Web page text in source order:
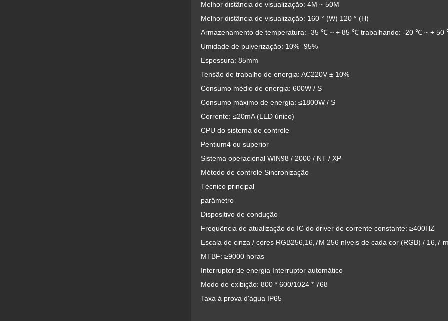
Melhor distância de visualização: 4M ~ 50M
Melhor distância de visualização: 160 ° (W) 120 ° (H)
Armazenamento de temperatura: -35 ℃ ~ + 85 ℃ trabalhando: -20 ℃ ~ +
Umidade de pulverização: 10% -95%
Espessura: 85mm
Tensão de trabalho de energia: AC220V ± 10%
Consumo médio de energia: 600W / S
Consumo máximo de energia: ≤1800W / S
Corrente: ≤20mA (LED único)
CPU do sistema de controle
Pentium4 ou superior
Sistema operacional WIN98 / 2000 / NT / XP
Método de controle Sincronização
Técnico principal
parâmetro
Dispositivo de condução
Frequência de atualização do IC do driver de corrente constante: ≥400HZ
Escala de cinza / cores RGB256,16,7M 256 níveis de cada cor (RGB) / 16,7
MTBF: ≥9000 horas
Interruptor de energia Interruptor automático
Modo de exibição: 800 * 600/1024 * 768
Taxa à prova d'água IP65